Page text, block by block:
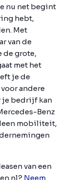
nu net begint
hebt,
Met
van de
de grote,
met het
je de
andere
je bedrijf kan
Benz
mobiliteit,
van een
Neem